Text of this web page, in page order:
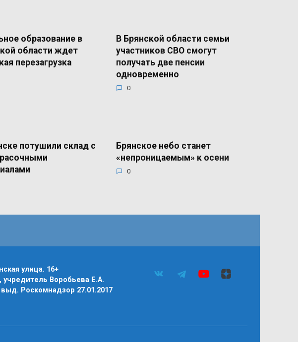
образование в
области ждет
перезагрузка
В Брянской области семьи
участников СВО смогут
получать две пенсии
одновременно
0
потушили склад с
Брянское небо станет
«непроницаемым» к осени
0
улица. 16+
Воробьева Е.А.
Роскомнадзор 27.01.2017